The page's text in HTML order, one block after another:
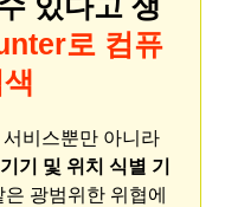
로 컴퓨
비스뿐만 아니라
기 및 위치 식별 기
은 광범위한 위협에